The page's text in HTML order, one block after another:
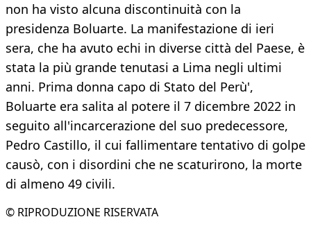
non ha visto alcuna discontinuità con la
presidenza Boluarte. La manifestazione di ieri
sera, che ha avuto echi in diverse città del Paese, è
stata la più grande tenutasi a Lima negli ultimi
anni. Prima donna capo di Stato del Perù',
Boluarte era salita al potere il 7 dicembre 2022 in
seguito all'incarcerazione del suo predecessore,
Pedro Castillo, il cui fallimentare tentativo di golpe
causò, con i disordini che ne scaturirono, la morte
di almeno 49 civili.
© RIPRODUZIONE RISERVATA